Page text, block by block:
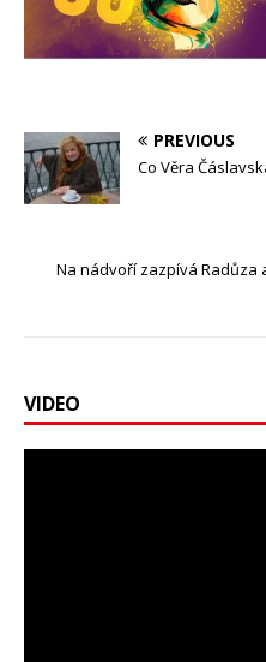
PREVIOUS
Co Věra
Na nádvoří zazpívá Radůza
VIDEO